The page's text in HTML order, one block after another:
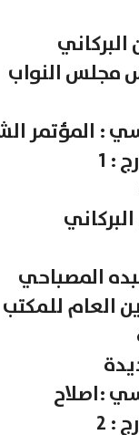
مجلس النواب
: المؤتمر
: 1
المصباحي
العام
:اصلاح
: 2